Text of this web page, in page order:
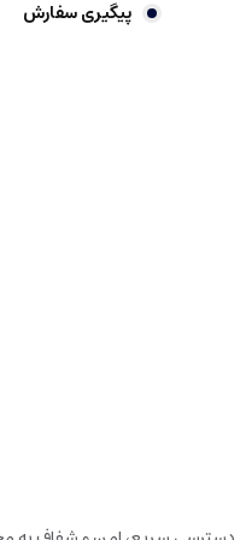
پیگیری سفارش